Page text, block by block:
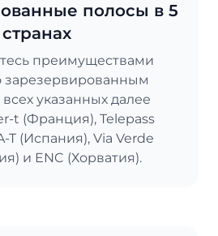
полосы в 5
странах
преимуществами
зарезервированным
указанных далее
t (Франция), Telepass
T (Испания), Via Verde
и ENC (Хорватия).